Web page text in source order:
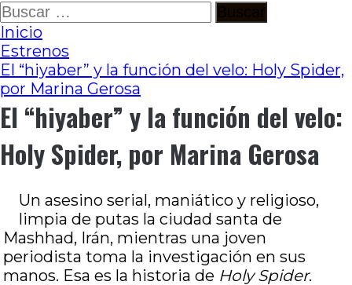
Ir
al
contenido
Buscar:
Inicio
Estrenos
El “hiyaber” y la función del velo: Holy Spider,
por Marina Gerosa
El “hiyaber” y la función del velo:
Holy Spider, por Marina Gerosa
Un asesino serial, maniático y religioso,
limpia de putas la ciudad santa de
Mashhad, Irán, mientras una joven
periodista toma la investigación en sus
manos. Esa es la historia de Holy Spider.